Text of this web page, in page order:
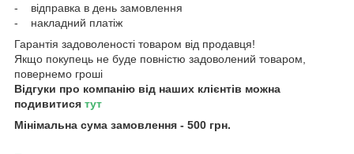
- відправка в день замовлення
- накладний платіж
Гарантія задоволеності товаром від продавця!
Якщо покупець не буде повністю задоволений товаром,
повернемо гроші
Відгуки про компанію від наших клієнтів можна
подивитися тут
Мінімальна сума замовлення - 500 грн.